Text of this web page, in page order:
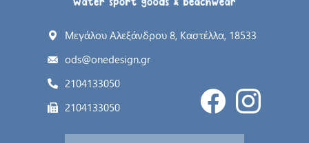
Μεγάλου Αλεξάνδρου 8, Καστέλλα, 18533
ods@onedesign.gr
2104133050
2104133050